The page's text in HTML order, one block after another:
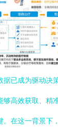
据已成为驱动决
够高效获取、精
。在这一背景下